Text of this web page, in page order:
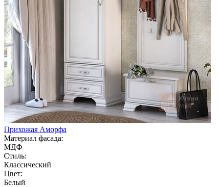
Прихожая Аморфа
Материал фасада:
МДФ
Стиль:
Классический
Цвет:
Белый